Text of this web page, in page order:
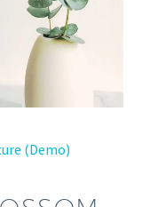
(Demo)